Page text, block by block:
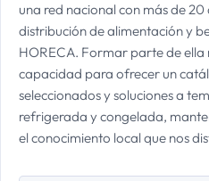
una red nacional con más de
distribución de alimentación y
HORECA. Formar parte de ella
capacidad para ofrecer un
seleccionados y soluciones a
refrigerada y congelada,
el conocimiento local que nos